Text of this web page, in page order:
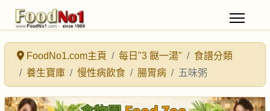
FoodNo1.com主頁 每日"3 餸一湯"
食譜分類
養生寶庫
慢性病飲食 腸胃病 五味粥